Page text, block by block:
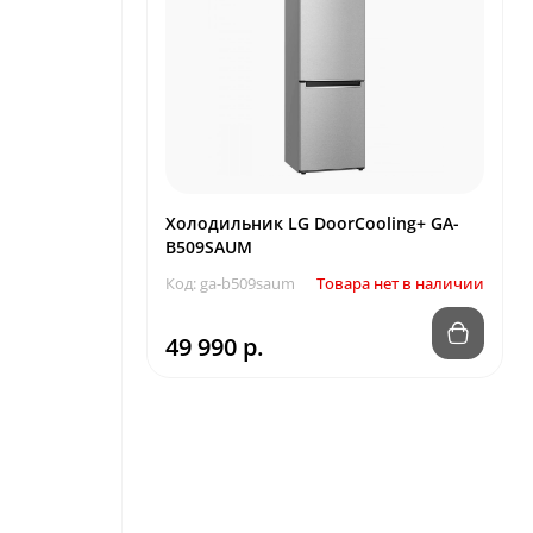
Холодильник LG DoorCooling+ GA-
B509SAUM
Код: ga-b509saum Товара нет в наличии
49 990 р.